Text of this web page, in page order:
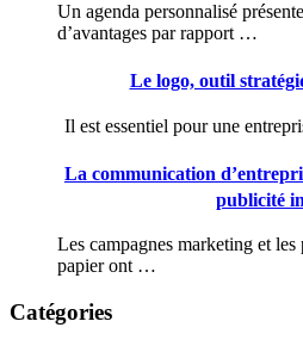
Un agenda personnalisé
d’avantages par rapport …
Le logo, outil
Il est essentiel pour une
La communication
publicité
Les campagnes marketing et
papier ont …
Catégories